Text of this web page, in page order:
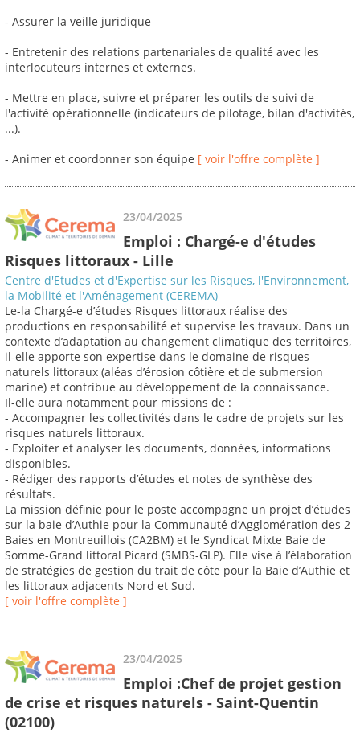
- Assurer la veille juridique
- Entretenir des relations partenariales de qualité avec les
interlocuteurs internes et externes.
- Mettre en place, suivre et préparer les outils de suivi de
l'activité opérationnelle (indicateurs de pilotage, bilan d'activités,
...).
- Animer et coordonner son équipe [ voir l'offre complète ]
23/04/2025
Emploi : Chargé-e d'études
Risques littoraux - Lille
Centre d'Etudes et d'Expertise sur les Risques, l'Environnement,
la Mobilité et l'Aménagement (CEREMA)
Le-la Chargé-e d’études Risques littoraux réalise des
productions en responsabilité et supervise les travaux. Dans un
contexte d’adaptation au changement climatique des territoires,
il-elle apporte son expertise dans le domaine de risques
naturels littoraux (aléas d’érosion côtière et de submersion
marine) et contribue au développement de la connaissance.
Il-elle aura notamment pour missions de :
- Accompagner les collectivités dans le cadre de projets sur les
risques naturels littoraux.
- Exploiter et analyser les documents, données, informations
disponibles.
- Rédiger des rapports d’études et notes de synthèse des
résultats.
La mission définie pour le poste accompagne un projet d’études
sur la baie d’Authie pour la Communauté d’Agglomération des 2
Baies en Montreuillois (CA2BM) et le Syndicat Mixte Baie de
Somme-Grand littoral Picard (SMBS-GLP). Elle vise à l’élaboration
de stratégies de gestion du trait de côte pour la Baie d’Authie et
les littoraux adjacents Nord et Sud.
[ voir l'offre complète ]
23/04/2025
Emploi :Chef de projet gestion
de crise et risques naturels - Saint-Quentin
(02100)